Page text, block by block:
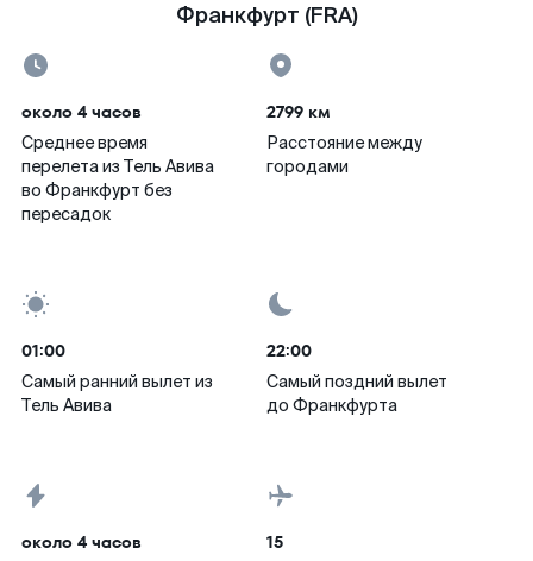
Франкфурт (FRA)
около 4 часов
Среднее время
перелета из Тель Авива
во Франкфурт без
пересадок
2799 км
Расстояние между
городами
01:00
Самый ранний вылет из
Тель Авива
22:00
Самый поздний вылет
до Франкфурта
около 4 часов 15